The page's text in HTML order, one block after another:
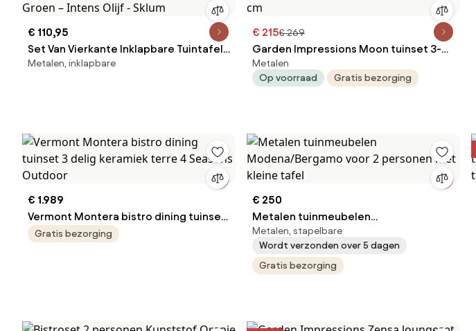
€ 110,95
Set Van Vierkante Inklapbare Tuintafel
60x60 Cm En 2 Stalen Stoelen Tamarit
Metalen, inklapbare
€ 215€ 269
Garden Impressions Moon tuinset 3-
delig donker grijs - rimini tuintafel
80x80 cm
Metalen
Op voorraad
Gratis bezorging
€ 1.989
Vermont Montera bistro dining tuinset
3 delig keramiek terre 4 Seasons
Gratis bezorging
€ 250
Metalen tuinmeubelen
Modena/Bergamo voor 2 personen
met kleine tafel
Metalen, stapelbare
Wordt verzonden over 5 dagen
Gratis bezorging